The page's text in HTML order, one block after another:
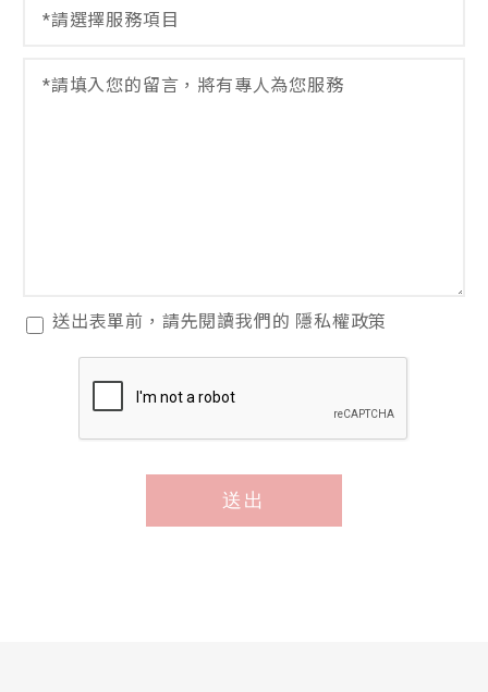
閱 送出表單前，請先閱讀我們的 隱私權政策
送出